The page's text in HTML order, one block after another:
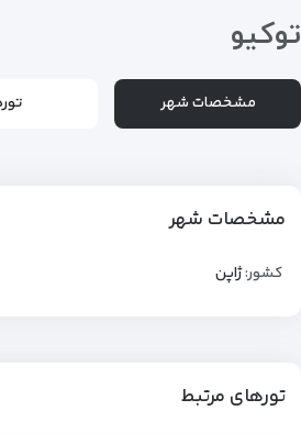
توکیو
مشخصات شهر
مشخصات شهر
کشور:ژاپن
تورهای مرتبط